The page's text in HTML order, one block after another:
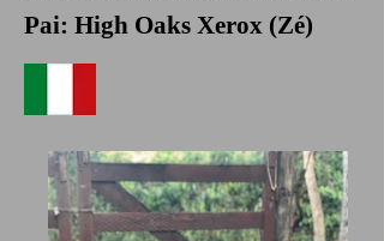
Pai: High Oaks Xerox (Zé)